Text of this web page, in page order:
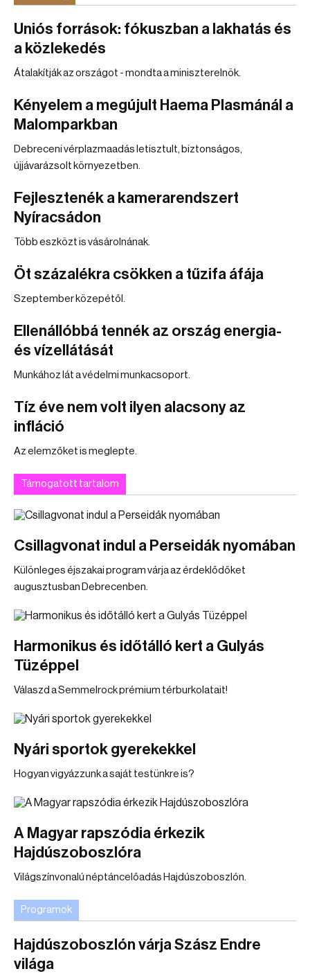
Uniós források: fókuszban a lakhatás és
a közlekedés
Átalakítják az országot - mondta a miniszterelnök.
Kényelem a megújult Haema Plasmánál a
Malomparkban
Debreceni vérplazmaadás letisztult, biztonságos,
újjávarázsolt környezetben.
Fejlesztenék a kamerarendszert
Nyíracsádon
Több eszközt is vásárolnának.
Öt százalékra csökken a tűzifa áfája
Szeptember közepétől.
Ellenállóbbá tennék az ország energia-
és vízellátását
Munkához lát a védelmi munkacsoport.
Tíz éve nem volt ilyen alacsony az
infláció
Az elemzőket is meglepte.
Támogatott tartalom
Csillagvonat indul a Perseidák nyomában
Különleges éjszakai program várja az érdeklődőket
augusztusban Debrecenben.
Harmonikus és időtálló kert a Gulyás
Tüzéppel
Válaszd a Semmelrock prémium térburkolatait!
Nyári sportok gyerekekkel
Hogyan vigyázzunk a saját testünkre is?
A Magyar rapszódia érkezik
Hajdúszoboszlóra
Világszínvonalú néptáncelőadás Hajdúszoboszlón.
Programok
Hajdúszoboszlón várja Szász Endre
világa